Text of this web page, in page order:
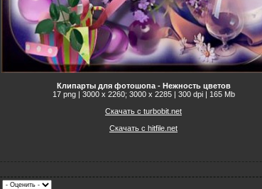
Клипарты для фотошопа - Нежность цветов
17 png | 3000 x 2260; 3000 х 2285 | 300 dpi | 165 Mb
Скачать с turbobit.net
Скачать с hitfile.net